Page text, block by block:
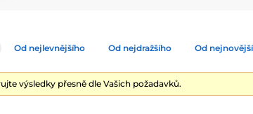
Od nejlevnějšího Od nejdražšího Od
výsledky přesně dle Vašich požadavků.